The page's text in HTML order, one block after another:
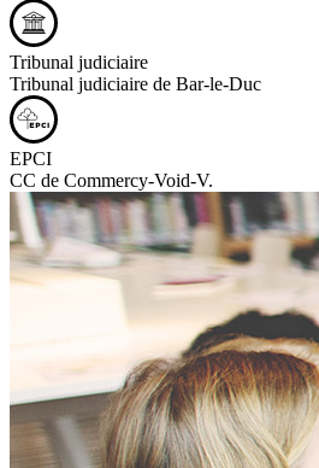
Tribunal judiciaire
Tribunal judiciaire de Bar-le-Duc
EPCI
CC de Commercy-Void-V.